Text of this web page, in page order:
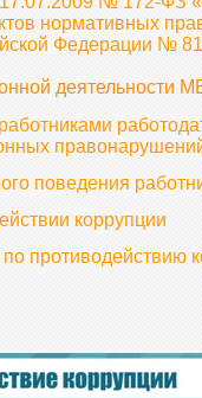
нормативных
Федерации №
деятельности
поведения
коррупции
противодействию